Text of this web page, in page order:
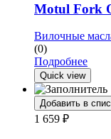
Motul Fork
Вилочные
(0)
Подробнее
Quick view
Добавить в
1 659 ₽